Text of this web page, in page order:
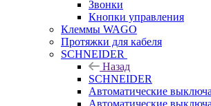
Звонки
Кнопки управления
Клеммы WAGO
Протяжки для кабеля
SCHNEIDER
Назад
SCHNEIDER
Автоматические
Автоматические